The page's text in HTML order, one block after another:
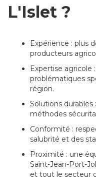
L'Islet ?
Expérience : plus
producteurs
Expertise agricole
problématiques
région.
Solutions
méthodes
Conformité :
salubrité et des
Proximité : une
Saint-Jean-Port-
et tout le secteur